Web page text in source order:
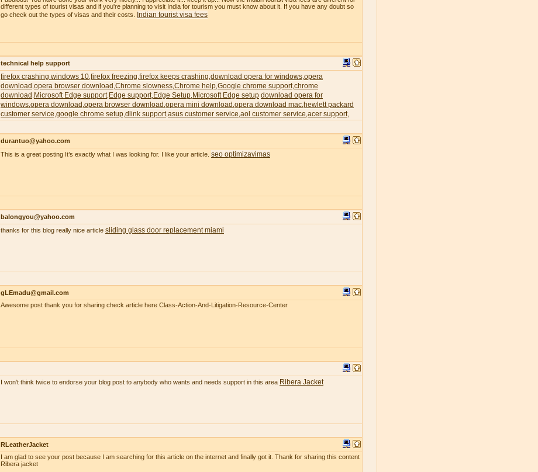
different types of tourist visas and if you're planning to visit India for tourism you must know about it. If you have any doubt so
go check out the types of visas and their costs.
Indian tourist visa fees
technical help support
firefox crashing windows 10 firefox freezing firefox keeps crashing download opera for windows opera
download opera browser download Chrome slowness Chrome help Google chrome support,chrome
download Microsoft Edge support, Edge support, Edge Setup Microsoft Edge setup download opera for
windows opera download opera browser download opera mini download opera download mac hewlett packard
customer service google chrome setup dlink support,asus customer service aol customer service acer support,
durantuo@yahoo.com
This is a great posting It’s exactly what I was looking for. I like your article. seo optimizavimas
balongyou@yahoo.com
thanks for this blog really nice article sliding glass door replacement miami
gLEmadu@gmail.com
Awesome post thank you for sharing check article here Class-Action-And-Litigation-Resource-Center
I won’t think twice to endorse your blog post to anybody who wants and needs support in this area Ribera Jacket
RLeatherJacket
I am glad to see your post because I am searching for this article on the internet and finally got it. Thank for sharing this content
Ribera jacket